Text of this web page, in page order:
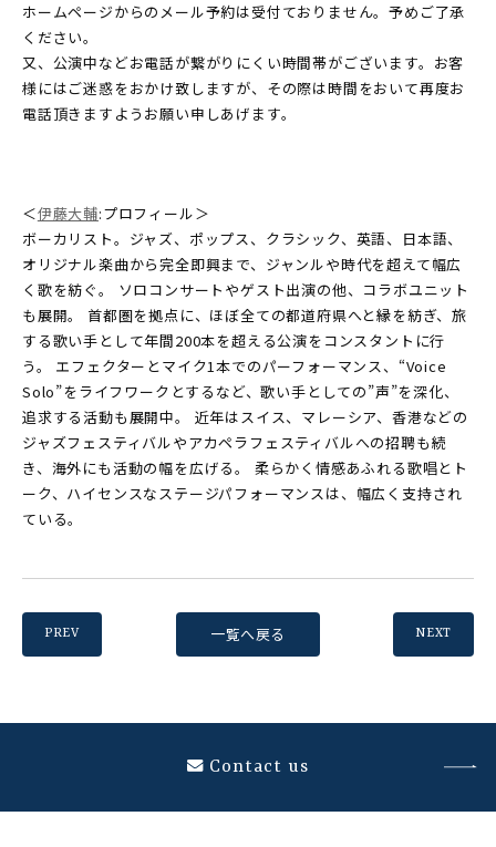
ホームページからのメール予約は受付ておりません。予めご了承
ください。
又、公演中などお電話が繋がりにくい時間帯がございます。お客
様にはご迷惑をおかけ致しますが、その際は時間をおいて再度お
電話頂きますようお願い申しあげます。
＜伊藤大輔:プロフィール＞
ボーカリスト。ジャズ、ポップス、クラシック、英語、日本語、
オリジナル楽曲から完全即興まで、ジャンルや時代を超えて幅広
く歌を紡ぐ。 ソロコンサートやゲスト出演の他、コラボユニット
も展開。 首都圏を拠点に、ほぼ全ての都道府県へと縁を紡ぎ、旅
する歌い手として年間200本を超える公演をコンスタントに行
う。 エフェクターとマイク1本でのパーフォーマンス、“Voice
Solo”をライフワークとするなど、歌い手としての”声”を深化、
追求する活動も展開中。 近年はスイス、マレーシア、香港などの
ジャズフェスティバルやアカペラフェスティバルへの招聘も続
き、海外にも活動の幅を広げる。 柔らかく情感あふれる歌唱とト
ーク、ハイセンスなステージパフォーマンスは、幅広く支持され
ている。
一覧へ戻る
PREV NEXT
Contact us